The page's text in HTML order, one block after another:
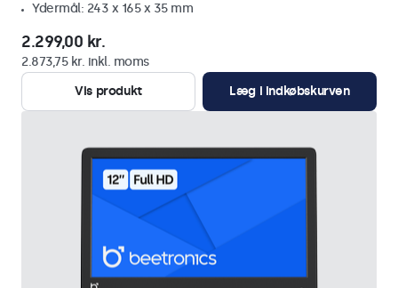
Ydermål: 243 x 165 x 35 mm
2.299,00 kr.
2.873,75 kr. inkl. moms
Vis produkt
Læg i indkøbskurven